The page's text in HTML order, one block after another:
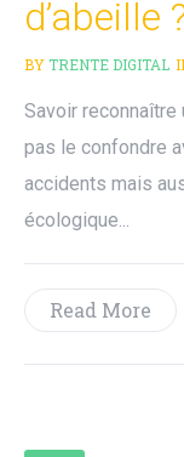
d’abeille
BYTRENTE DIGITAL
Savoir
pas le confondre
accidents mais
écologique...
Read More